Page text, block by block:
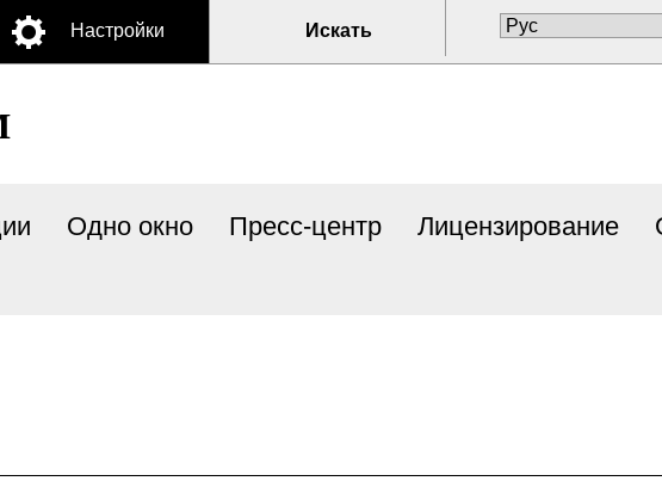
Настройки Искать
Одно окно Пресс-центр Лицензирование